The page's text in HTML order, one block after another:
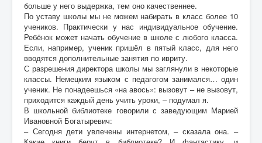
больше у него выдержка, тем оно качественнее.
По уставу школы мы не можем набирать в класс более 10
учеников. Практически у нас индивидуальное обучение.
Ребёнок может начать обучение в школе с любого класса.
Если, например, ученик пришёл в пятый класс, для него
вводятся дополнительные занятия по ивриту.
С разрешения директора школы мы заглянули в некоторые
классы. Немецким языком с педагогом занимался… один
ученик. Не понадеешься «на авось»: вызовут – не вызовут,
приходится каждый день учить уроки, – подумал я.
В школьной библиотеке говорили с заведующим Марией
Ивановной Богатыревич:
– Сегодня дети увлечены интернетом, – сказала она. –